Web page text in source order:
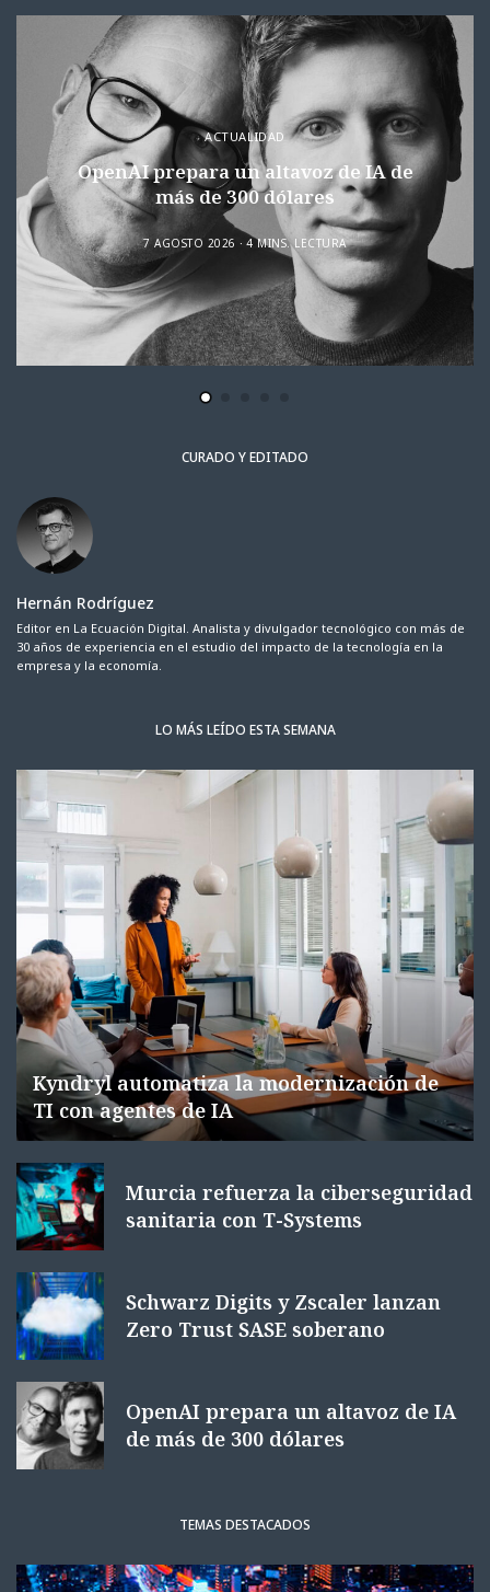
ACTUALIDAD
OpenAI prepara un altavoz de IA de
más de 300 dólares
7 AGOSTO 2026 4 MINS. LECTURA
CURADO Y EDITADO
Hernán Rodríguez
Editor en La Ecuación Digital. Analista y divulgador tecnológico con más de
30 años de experiencia en el estudio del impacto de la tecnología en la
empresa y la economía.
LO MÁS LEÍDO ESTA SEMANA
Kyndryl automatiza la modernización de
TI con agentes de IA
Murcia refuerza la ciberseguridad
sanitaria con T-Systems
Schwarz Digits y Zscaler lanzan
Zero Trust SASE soberano
OpenAI prepara un altavoz de IA
de más de 300 dólares
TEMAS DESTACADOS